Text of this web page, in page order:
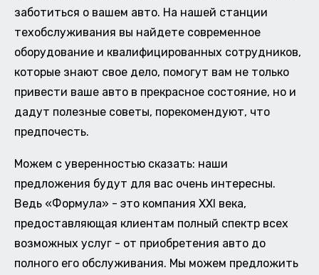
заботиться о вашем авто. На нашей станции
техобслуживания вы найдете современное
оборудование и квалифицированных сотрудников,
которые знают свое дело, помогут вам не только
привести ваше авто в прекрасное состояние, но и
дадут полезные советы, порекомендуют, что
предпочесть.
Можем с уверенностью сказать: наши
предложения будут для вас очень интересны.
Ведь «Формула» - это компания XXI века,
предоставляющая клиентам полный спектр всех
возможных услуг - от приобретения авто до
полного его обслуживания. Мы можем предложить